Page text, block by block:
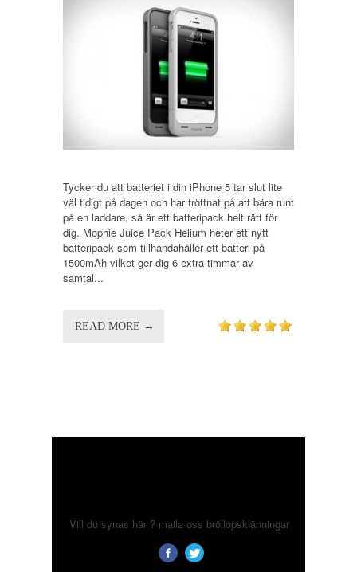
Tycker du att batteriet i din iPhone 5 tar slut lite
väl tidigt på dagen och har tröttnat på att bära runt
på en laddare, så är ett batteripack helt rätt för
dig. Mophie Juice Pack Helium heter ett nytt
batteripack som tillhandahåller ett batteri på
1500mAh vilket ger dig 6 extra timmar av
samtal...
READ MORE →
Vill du synas här ? maila oss bröllopsklänningar